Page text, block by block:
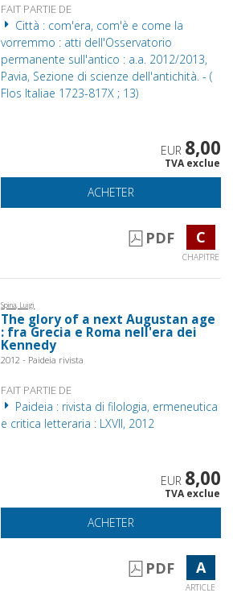
FAIT PARTIE DE
Città : com'era, com'è e come la
vorremmo : atti dell'Osservatorio
permanente sull'antico : a.a. 2012/2013,
Pavia, Sezione di scienze dell'antichità. - (
Flos Italiae 1723-817X ; 13)
EUR 8,00
TVA exclue
ACHETER
PDF C
CHAPITRE
Spina, Luigi
The glory of a next Augustan age
: fra Grecia e Roma nell'era dei
Kennedy
2012 - Paideia rivista
FAIT PARTIE DE
Paideia : rivista di filologia, ermeneutica
e critica letteraria : LXVII, 2012
EUR 8,00
TVA exclue
ACHETER
PDF A
ARTICLE